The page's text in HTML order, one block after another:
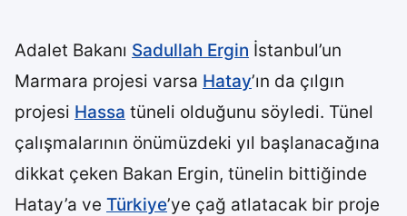
Adalet Bakanı Sadullah Ergin İstanbul’un
Marmara projesi varsa Hatay’ın da çılgın
projesi Hassa tüneli olduğunu söyledi. Tünel
çalışmalarının önümüzdeki yıl başlanacağına
dikkat çeken Bakan Ergin, tünelin bittiğinde
Hatay’a ve Türkiye’ye çağ atlatacak bir proje